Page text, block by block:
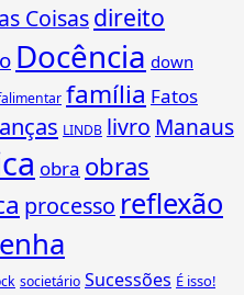
Coisasdireito
Docência down
família Fatos
LINDB livro Manaus
obra obras
processo reflexão
societário Sucessões É isso!